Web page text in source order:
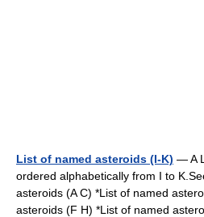
List of named asteroids (I-K) — A
ordered alphabetically from I to
asteroids (A C) *List of named
asteroids (F H) *List of named